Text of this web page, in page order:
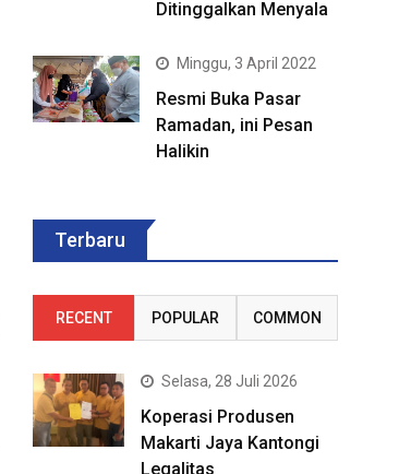
Ditinggalkan Menyala
Minggu, 3 April 2022
Resmi Buka Pasar
Ramadan, ini Pesan
Halikin
Terbaru
RECENT POPULAR COMMON
Selasa, 28 Juli 2026
Koperasi Produsen
Makarti Jaya Kantongi
Legalitas